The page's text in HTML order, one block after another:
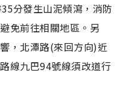
分發生山泥傾瀉，消防
免前往相關地區。另
，北潭路(來回方向)近
線九巴94號線須改道行